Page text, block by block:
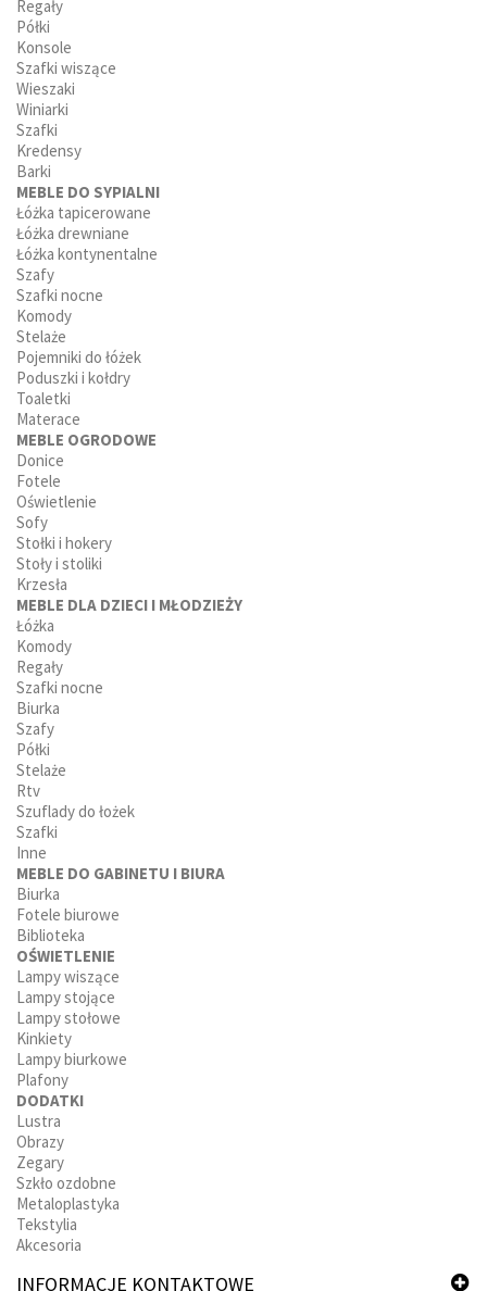
Regały
Półki
Konsole
Szafki wiszące
Wieszaki
Winiarki
Szafki
Kredensy
Barki
MEBLE DO SYPIALNI
Łóżka tapicerowane
Łóżka drewniane
Łóżka kontynentalne
Szafy
Szafki nocne
Komody
Stelaże
Pojemniki do łóżek
Poduszki i kołdry
Toaletki
Materace
MEBLE OGRODOWE
Donice
Fotele
Oświetlenie
Sofy
Stołki i hokery
Stoły i stoliki
Krzesła
MEBLE DLA DZIECI I MŁODZIEŻY
Łóżka
Komody
Regały
Szafki nocne
Biurka
Szafy
Półki
Stelaże
Rtv
Szuflady do łożek
Szafki
Inne
MEBLE DO GABINETU I BIURA
Biurka
Fotele biurowe
Biblioteka
OŚWIETLENIE
Lampy wiszące
Lampy stojące
Lampy stołowe
Kinkiety
Lampy biurkowe
Plafony
DODATKI
Lustra
Obrazy
Zegary
Szkło ozdobne
Metaloplastyka
Tekstylia
Akcesoria
INFORMACJE KONTAKTOWE